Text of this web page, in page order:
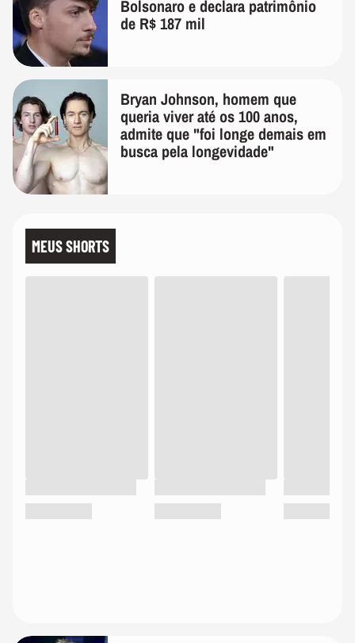
Bolsonaro e declara patrimônio
de R$ 187 mil
Bryan Johnson, homem que
queria viver até os 100 anos,
admite que "foi longe demais em
busca pela longevidade"
MEUS SHORTS